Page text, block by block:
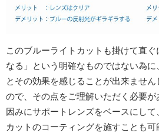
このブルーライトカットも掛けて直
なる」という明確なものではない為
とその効果を感じることが出来ませ
ので、その点をご理解いただく必要が
因みにサポートレンズをベースにし
カットのコーティングを施すことも可